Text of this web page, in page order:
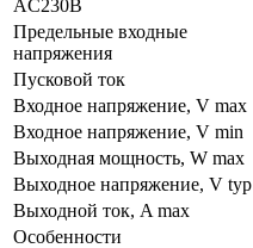
AC230В
Предельные входные
напряжения
Пусковой ток
Входное напряжение, V max
Входное напряжение, V min
Выходная мощность, W max
Выходное напряжение, V typ
Выходной ток, A max
Особенности